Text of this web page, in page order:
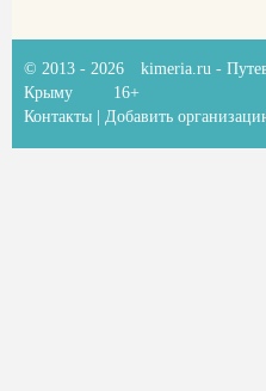
© 2013 - 2026 kimeria.ru -
Крыму
16+
Контакты
Добавить